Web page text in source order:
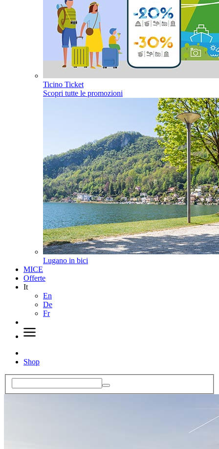
Ticino Ticket
Scopri tutte le promozioni
Lugano in bici
MICE
Offerte
It
En
De
Fr
Shop